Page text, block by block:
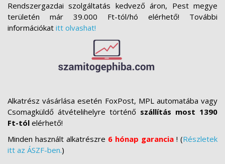
Rendszergazdai szolgáltatás kedvező áron, Pest megye
területén már 39.000 Ft-tól/hó elérhető! További
információkat itt olvashat!
Alkatrész vásárlása esetén FoxPost, MPL automatába vagy
Csomagküldő átvételihelyre történő szállítás most 1390
Ft-tól elérhető!
Minden használt alkatrészre 6 hónap garancia ! (Részletek
itt az ÁSZF-ben.)